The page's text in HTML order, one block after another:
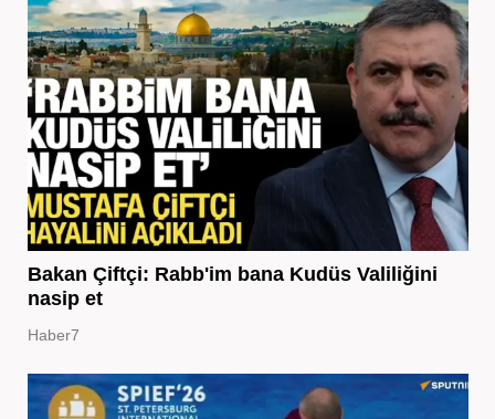
Bakan Çiftçi: Rabb'im bana Kudüs Valiliğini
nasip et
Haber7